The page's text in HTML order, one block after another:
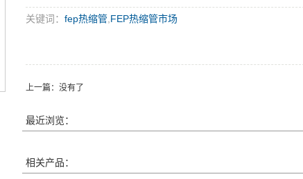
关键词： fep热缩管 FEP热缩管市场
上一篇：没有了
最近浏览：
相关产品：